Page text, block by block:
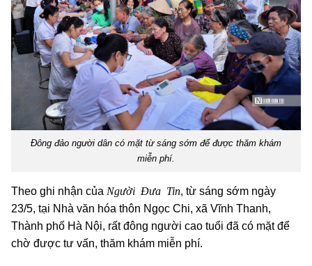
Đông đảo người dân có mặt từ sáng sớm để được thăm khám
miễn phí.
Theo ghi nhận của Người Đưa Tin, từ sáng sớm ngày
23/5, tại Nhà văn hóa thôn Ngọc Chi, xã Vĩnh Thanh,
Thành phố Hà Nội, rất đông người cao tuổi đã có mặt để
chờ được tư vấn, thăm khám miễn phí.